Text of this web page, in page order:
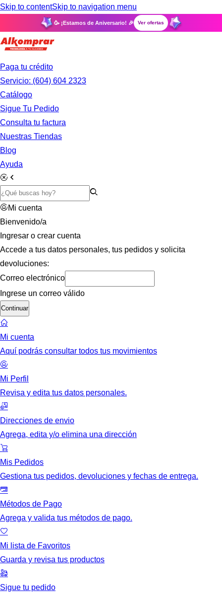
Skip to contentSkip to navigation menu
🥳 ¡Estamos de Aniversario! 🎉 Ver ofertas
Paga tu crédito
Servicio: (604) 604 2323
Catálogo
Sigue Tu Pedido
Consulta tu factura
Nuestras Tiendas
Blog
Ayuda
Mi cuenta
Bienvenido/a
Ingresar o crear cuenta
Accede a tus datos personales, tus pedidos y solicita
devoluciones:
Correo electrónico
Ingrese un correo válido
Continuar
Mi cuenta
Aquí podrás consultar todos tus movimientos
Mi Perfil
Revisa y edita tus datos personales.
Direcciones de envio
Agrega, edita y/o elimina una dirección
Mis Pedidos
Gestiona tus pedidos, devoluciones y fechas de entrega.
Métodos de Pago
Agrega y valida tus métodos de pago.
Mi lista de Favoritos
Guarda y revisa tus productos
Sigue tu pedido